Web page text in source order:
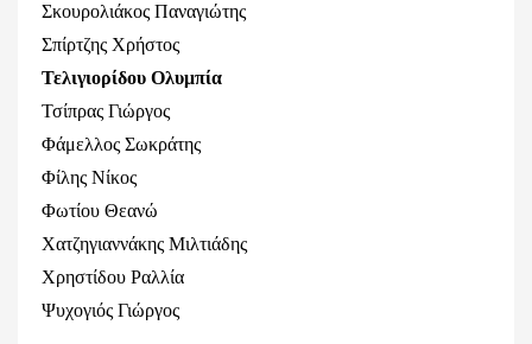
Σκουρολιάκος Παναγιώτης
Σπίρτζης Χρήστος
Τελιγιορίδου Ολυμπία
Τσίπρας Γιώργος
Φάμελλος Σωκράτης
Φίλης Νίκος
Φωτίου Θεανώ
Χατζηγιαννάκης Μιλτιάδης
Χρηστίδου Ραλλία
Ψυχογιός Γιώργος